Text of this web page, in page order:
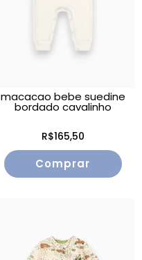
macacao bebe suedine
bordado cavalinho
R$165,50
Comprar